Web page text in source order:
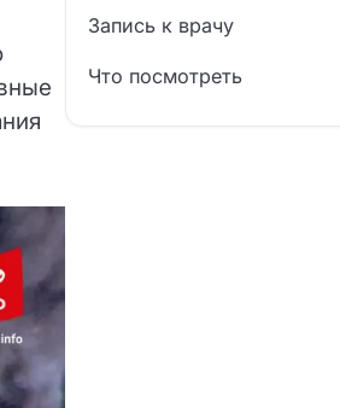
Запись к врачу
Что посмотреть